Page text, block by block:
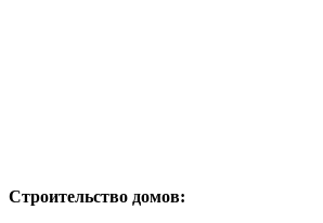
Строительство домов: